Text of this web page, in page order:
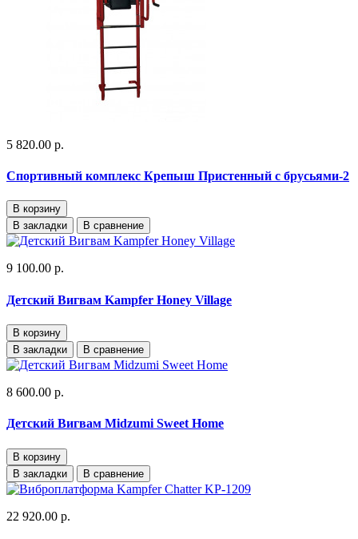
5 820.00 р.
Спортивный комплекс Крепыш Пристенный с брусьями-2
В корзину
В закладки
В сравнение
9 100.00 р.
Детский Вигвам Kampfer Honey Village
В корзину
В закладки
В сравнение
8 600.00 р.
Детский Вигвам Midzumi Sweet Home
В корзину
В закладки
В сравнение
22 920.00 р.